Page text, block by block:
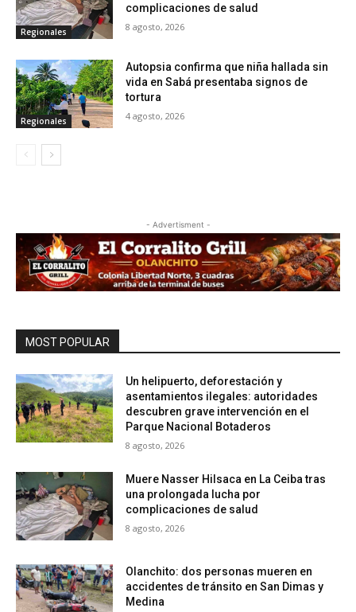
Regionales
complicaciones de salud
8 agosto, 2026
Regionales
Autopsia confirma que niña hallada sin
vida en Sabá presentaba signos de
tortura
4 agosto, 2026
- Advertisment -
MOST POPULAR
Un helipuerto, deforestación y
asentamientos ilegales: autoridades
descubren grave intervención en el
Parque Nacional Botaderos
8 agosto, 2026
Muere Nasser Hilsaca en La Ceiba tras
una prolongada lucha por
complicaciones de salud
8 agosto, 2026
Olanchito: dos personas mueren en
accidentes de tránsito en San Dimas y
Medina